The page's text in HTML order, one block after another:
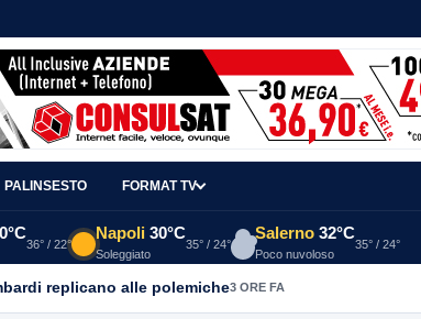
PALINSESTO FORMAT TV
36° / 22°
Napoli 30°C
Soleggiato
35° / 24°
Salerno 32°C
Poco nuvoloso
35° / 24°
di sangue, giallo in viale Italia: indagini in corso